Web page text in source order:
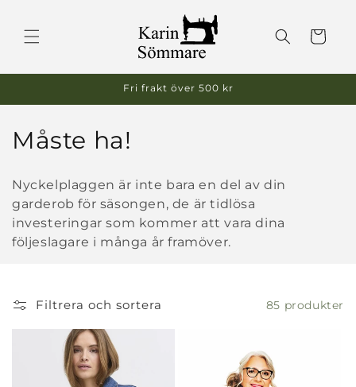
innehåll
Varukorg
Fri frakt över 500 kr
P
u
k
t
s
e
r
i
Måste ha!
Nyckelplaggen är inte bara en del av din
garderob för säsongen, de är tidlösa
investeringar som kommer att vara dina
följeslagare i många år framöver.
Filtrera och sortera 85 produkter